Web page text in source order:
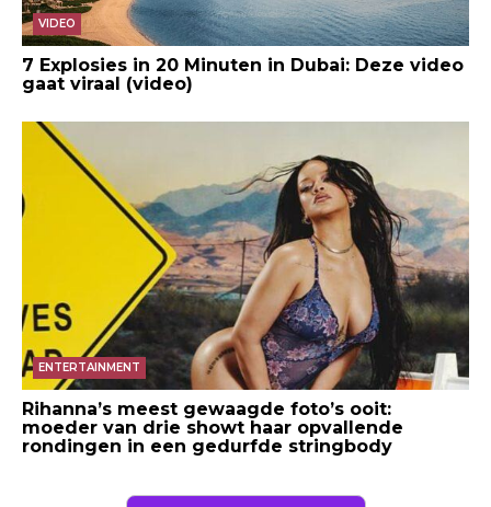
VIDEO
7 Explosies in 20 Minuten in Dubai: Deze video
gaat viraal (video)
ENTERTAINMENT
Rihanna’s meest gewaagde foto’s ooit:
moeder van drie showt haar opvallende
rondingen in een gedurfde stringbody